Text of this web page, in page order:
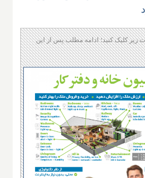
زیر کلیک کنید؛ ادامه مطلب پس از این